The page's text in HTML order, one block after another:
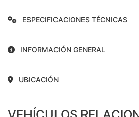
ESPECIFICACIONES TÉCNICAS
INFORMACIÓN GENERAL
UBICACIÓN